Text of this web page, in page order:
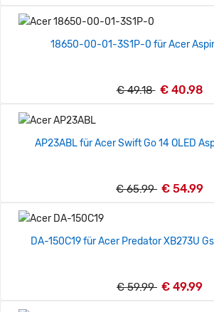
18650-00-01-3S1P-0 für Acer
€ 49.18 € 40.98
AP23ABL für Acer Swift Go 14 OLED
€ 65.99 € 54.99
DA-150C19 für Acer Predator XB273U
€ 59.99 € 49.99